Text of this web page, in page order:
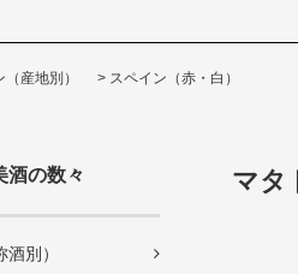
産地別） > スペイン（赤・白）
酒の数々
別）
マタ